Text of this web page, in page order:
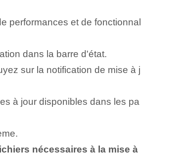
performances et de fonctionnal
dans la barre d'état.
sur la notification de mise à j
à jour disponibles dans les pa
nécessaires à la mise à